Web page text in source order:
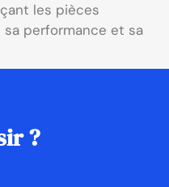
les pièces
performance et sa
?